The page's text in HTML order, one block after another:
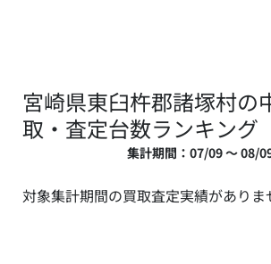
宮崎県東臼杵郡諸塚村の
取・査定台数ランキング
集計期間：07/09 ～ 08/
対象集計期間の買取査定実績がありま